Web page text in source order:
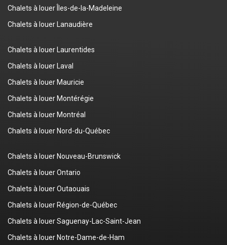
Chalets à louer Îles-de-la-Madeleine
Chalets à louer Lanaudière
Chalets à louer Laurentides
Chalets à louer Laval
Chalets à louer Mauricie
Chalets à louer Montérégie
Chalets à louer Montréal
Chalets à louer Nord-du-Québec
Chalets à louer Nouveau-Brunswick
Chalets à louer Ontario
Chalets à louer Outaouais
Chalets à louer Région-de-Québec
Chalets à louer Saguenay-Lac-Saint-Jean
Chalets à louer Notre-Dame-de-Ham